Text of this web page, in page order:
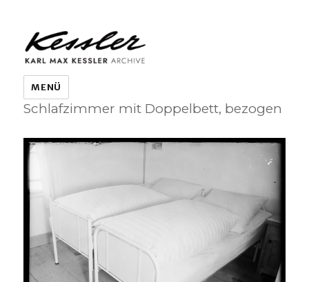
KARL MAX KESSLER ARCHIVE
MENÜ
Schlafzimmer mit Doppelbett, bezogen